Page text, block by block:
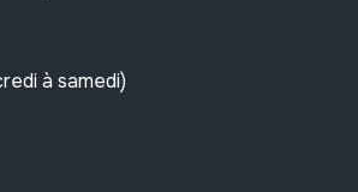
à samedi)